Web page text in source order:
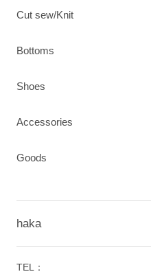
Cut sew/Knit
Bottoms
Shoes
Accessories
Goods
haka
TEL：